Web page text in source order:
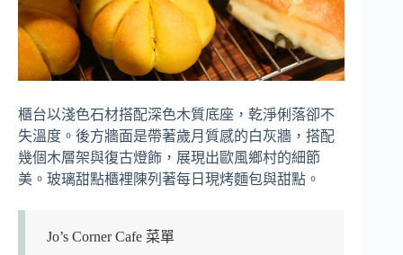
櫃台以淺色石材搭配深色木質底座，乾淨俐落卻不
失溫度。後方牆面是帶著歲月質感的白灰牆，搭配
幾個木層架與復古燈飾，展現出歐風鄉村的細節
美。玻璃甜點櫃裡陳列著每日現烤麵包與甜點。
Jo’s Corner Cafe 菜單